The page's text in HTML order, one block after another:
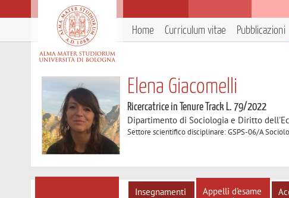
Home Curriculum vitae Pubblicazioni
Elena Giacomelli
Ricercatrice in Tenure Track L. 79/2022
Dipartimento di Sociologia e Diritto
Settore scientifico disciplinare: GSPS-06/A
Insegnamenti Appelli d'esame